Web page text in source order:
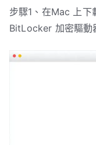
步驟1、在Mac 上
BitLocker 加密驅動